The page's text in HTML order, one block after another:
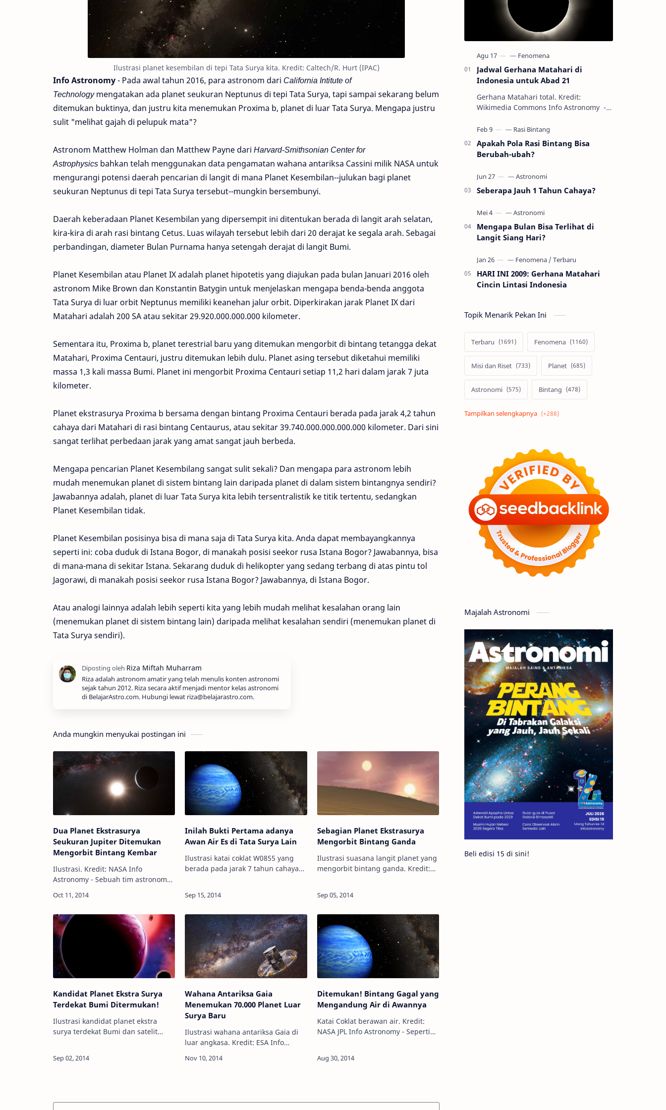
Ilustrasi planet kesembilan di tepi Tata Surya kita. Kredit: Caltech/R. Hurt (IPAC)
Info Astronomy- Pada awal tahun 2016, para astronom dari California Intitute of
Technologymengatakan ada planet seukuran Neptunus di tepi Tata Surya, tapi sampai sekarang belum
ditemukan buktinya, dan justru kita menemukan Proxima b, planet di luar Tata Surya. Mengapa justru
sulit "melihat gajah di pelupuk mata"?
Astronom Matthew Holman dan Matthew Payne dari Harvard-Smithsonian Center for
Astrophysics bahkan telah menggunakan data pengamatan wahana antariksa Cassini milik NASA untuk
mengurangi potensi daerah pencarian di langit di mana Planet Kesembilan--julukan bagi planet
seukuran Neptunus di tepi Tata Surya tersebut--mungkin bersembunyi.
Daerah keberadaan Planet Kesembilan yang dipersempit ini ditentukan berada di langit arah selatan,
kira-kira di arah rasi bintang Cetus. Luas wilayah tersebut lebih dari 20 derajat ke segala arah. Sebagai
perbandingan, diameter Bulan Purnama hanya setengah derajat di langit Bumi.
Planet Kesembilan atau Planet IX adalah planet hipotetis yang diajukan pada bulan Januari 2016 oleh
astronom Mike Brown dan Konstantin Batygin untuk menjelaskan mengapa benda-benda anggota
Tata Surya di luar orbit Neptunus memiliki keanehan jalur orbit. Diperkirakan jarak Planet IX dari
Matahari adalah 200 SA atau sekitar 29.920.000.000.000 kilometer.
Sementara itu, Proxima b, planet terestrial baru yang ditemukan mengorbit di bintang tetangga dekat
Matahari, Proxima Centauri, justru ditemukan lebih dulu. Planet asing tersebut diketahui memiliki
massa 1,3 kali massa Bumi. Planet ini mengorbit Proxima Centauri setiap 11,2 hari dalam jarak 7 juta
kilometer.
Planet ekstrasurya Proxima b bersama dengan bintang Proxima Centauri berada pada jarak 4,2 tahun
cahaya dari Matahari di rasi bintang Centaurus, atau sekitar 39.740.000.000.000.000 kilometer. Dari sini
sangat terlihat perbedaan jarak yang amat sangat jauh berbeda.
Mengapa pencarian Planet Kesembilang sangat sulit sekali? Dan mengapa para astronom lebih
mudah menemukan planet di sistem bintang lain daripada planet di dalam sistem bintangnya sendiri?
Jawabannya adalah, planet di luar Tata Surya kita lebih tersentralistik ke titik tertentu, sedangkan
Planet Kesembilan tidak.
Planet Kesembilan posisinya bisa di mana saja di Tata Surya kita. Anda dapat membayangkannya
seperti ini: coba duduk di Istana Bogor, di manakah posisi seekor rusa Istana Bogor? Jawabannya, bisa
di mana-mana di sekitar Istana. Sekarang duduk di helikopter yang sedang terbang di atas pintu tol
Jagorawi, di manakah posisi seekor rusa Istana Bogor? Jawabannya, di Istana Bogor.
Atau analogi lainnya adalah lebih seperti kita yang lebih mudah melihat kesalahan orang lain
(menemukan planet di sistem bintang lain) daripada melihat kesalahan sendiri (menemukan planet di
Tata Surya sendiri).
Riza adalah astronom amatir yang telah menulis konten astronomi
sejak tahun 2012. Riza secara aktif menjadi mentor kelas astronomi
di BelajarAstro.com. Hubungi lewat riza@belajarastro.com.
Anda mungkin menyukai postingan ini
Dua Planet Ekstrasurya
Seukuran Jupiter Ditemukan
Mengorbit Bintang Kembar
Ilustrasi. Kredit: NASA Info
Astronomy - Sebuah tim astronom
"pertemuan keluarga" di alam
masing-masing diorbiti p…
Inilah Bukti Pertama adanya
Awan Air Es di Tata Surya Lain
Ilustrasi katai coklat W0855 yang
berada pada jarak 7 tahun cahaya
surya kita terdapat pada atmosfer
Sebagian Planet Ekstrasurya
Mengorbit Bintang Ganda
Ilustrasi suasana langit planet yang
mengorbit bintang ganda. Kredit:
planet fiksi di film Star Wars
Kandidat Planet Ekstra Surya
Terdekat Bumi Ditermukan!
Ilustrasi kandidat planet ekstra
surya terdekat Bumi dan satelit
ekstra surya --planet yang berada di
Wahana Antariksa Gaia
Menemukan 70.000 Planet Luar
Surya Baru
Ilustrasi wahana antariksa Gaia di
luar angkasa. Kredit: ESA Info
antariksa milik Eropa yang
Ditemukan! Bintang Gagal yang
Mengandung Air di Awannya
Katai Coklat berawan air. Kredit:
NASA JPL Info Astronomy - Seperti
untuk kehidupan seperti di Bumi.
Jadwal Gerhana Matahari di
Indonesia untuk Abad 21
Gerhana Matahari total. Kredit:
Wikimedia Commons Info Astronomy -
gerhana Matahari akan terjadi sebanyak
22…
Apakah Pola Rasi Bintang Bisa
Berubah-ubah?
Seberapa Jauh 1 Tahun Cahaya?
Mengapa Bulan Bisa Terlihat di
Langit Siang Hari?
HARI INI 2009: Gerhana Matahari
Cincin Lintasi Indonesia
Topik Menarik Pekan Ini
Terbaru Fenomena
Misi dan Riset Planet
Astronomi Bintang
Alam semesta Galaksi
Tata Surya
Hype Astronot
Asteroid Observasi
Premium Komet
Penelitian
Satelit
Aurora Supernova
Nebula Sponsored
Matahari Featured
Mars Planet Katai
GMT 2016 History
Hoax Bima Sakti
Meteor Gerhana
Komet ISON Jupiter
Planet Kerdil Bumi
Pengetahuan Berita
Majalah Astronomi
Beli edisi 15 di sini!